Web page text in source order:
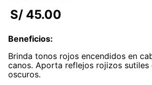
8.
melena leon
9.
stevia
10. proteina
S/ 45.00
Beneficios:
Brinda tonos rojos encendidos en
canos. Aporta reflejos rojizos sutiles
oscuros.